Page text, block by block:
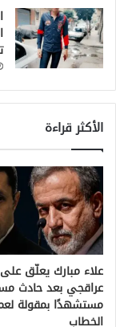
الأكثر قراءة
علاء مبارك يعلّق
عراقجي بعد حادث
مستشهدًا بمقولة
الخطاب